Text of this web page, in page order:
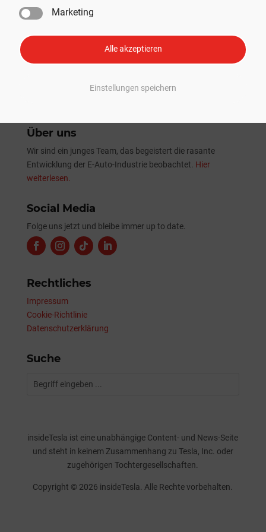
Marketing
Alle akzeptieren
Einstellungen speichern
erster Nutzlast-Beförderung
Verbesserungen im Überblick
Über uns
Wir sind ein junges Team, das begeistert die rasante
Entwicklung der E-Auto-Industrie beobachtet. Hier
weiterlesen.
Social Media
Folge uns jetzt und bleibe immer up to date.
Rechtliches
Impressum
Cookie-Richtlinie
Datenschutzerklärung
Suche
insideTesla ist eine unabhängige Content- und News-Seite
und steht in keinem Zusammenhang zu Tesla, Inc. oder
zugehörigen Tochtergesellschaften.
Copyright © 2026 insideTesla. Alle Rechte vorbehalten.